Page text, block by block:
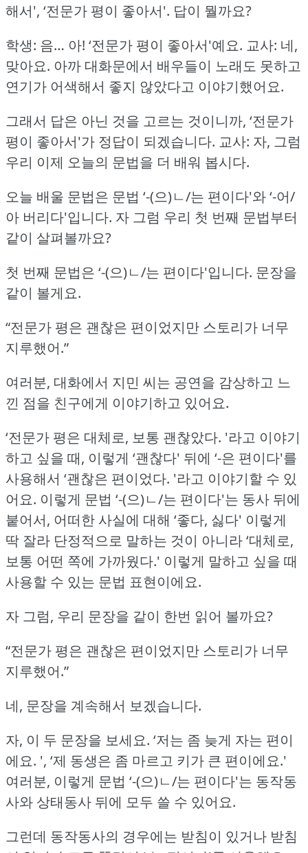
해서', ‘전문가 평이 좋아서'. 답이 뭘까요?
학생: 음… 아! ‘전문가 평이 좋아서'예요. 교사: 네,
맞아요. 아까 대화문에서 배우들이 노래도 못하고
연기가 어색해서 좋지 않았다고 이야기했어요.
그래서 답은 아닌 것을 고르는 것이니까, ‘전문가
평이 좋아서'가 정답이 되겠습니다. 교사: 자, 그럼
우리 이제 오늘의 문법을 더 배워 봅시다.
오늘 배울 문법은 문법 ‘-(으)ㄴ/는 편이다'와 ‘-어/
아 버리다'입니다. 자 그럼 우리 첫 번째 문법부터
같이 살펴볼까요?
첫 번째 문법은 ‘-(으)ㄴ/는 편이다'입니다. 문장을
같이 볼게요.
“전문가 평은 괜찮은 편이었지만 스토리가 너무
지루했어.”
여러분, 대화에서 지민 씨는 공연을 감상하고 느
낀 점을 친구에게 이야기하고 있어요.
‘전문가 평은 대체로, 보통 괜찮았다. '라고 이야기
하고 싶을 때, 이렇게 ‘괜찮다' 뒤에 ‘-은 편이다'를
사용해서 ‘괜찮은 편이었다. '라고 이야기할 수 있
어요. 이렇게 문법 ‘-(으)ㄴ/는 편이다'는 동사 뒤에
붙어서, 어떠한 사실에 대해 ‘좋다, 싫다' 이렇게
딱 잘라 단정적으로 말하는 것이 아니라‘대체로,
보통 어떤 쪽에 가까웠다.' 이렇게 말하고 싶을 때
사용할 수 있는 문법 표현이에요.
자 그럼, 우리 문장을 같이 한번 읽어 볼까요?
“전문가 평은 괜찮은 편이었지만 스토리가 너무
지루했어.”
네, 문장을 계속해서 보겠습니다.
자, 이 두 문장을 보세요. ‘저는 좀 늦게 자는 편이
에요. ', ‘제 동생은 좀 마르고 키가 큰 편이에요.'
여러분, 이렇게 문법 ‘-(으)ㄴ/는 편이다'는 동작동
사와 상태동사 뒤에 모두 쓸 수 있어요.
그런데 동작동사의 경우에는 받침이 있거나 받침